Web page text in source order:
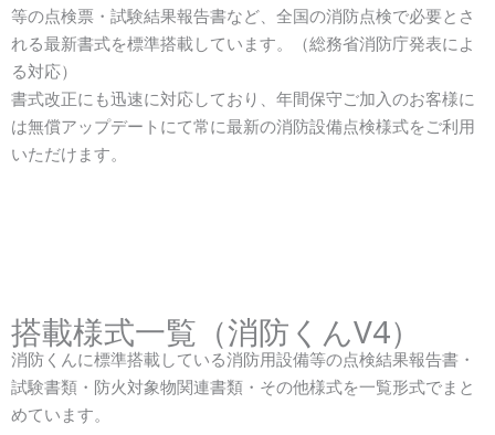
等の点検票・試験結果報告書など、全国の消防点検で必要とさ
れる最新書式を標準搭載しています。（総務省消防庁発表によ
る対応）
書式改正にも迅速に対応しており、年間保守ご加入のお客様に
は無償アップデートにて常に最新の消防設備点検様式をご利用
いただけます。
搭載様式一覧（消防くんV4）
消防くんに標準搭載している消防用設備等の点検結果報告書・
試験書類・防火対象物関連書類・その他様式を一覧形式でまと
めています。